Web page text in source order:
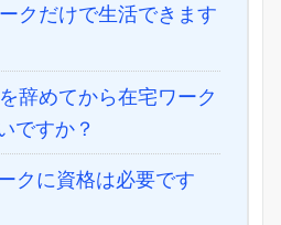
クだけで生活できます
辞めてから在宅ワーク
ですか？
クに資格は必要です